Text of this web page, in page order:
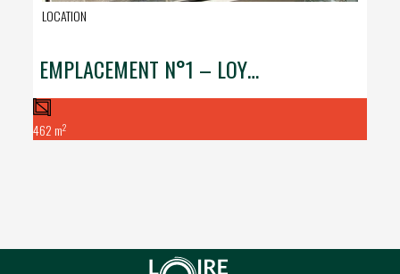
LOCATION
EMPLACEMENT N°1 – LOYER PUR – AVE DE GAULLE
462 m2